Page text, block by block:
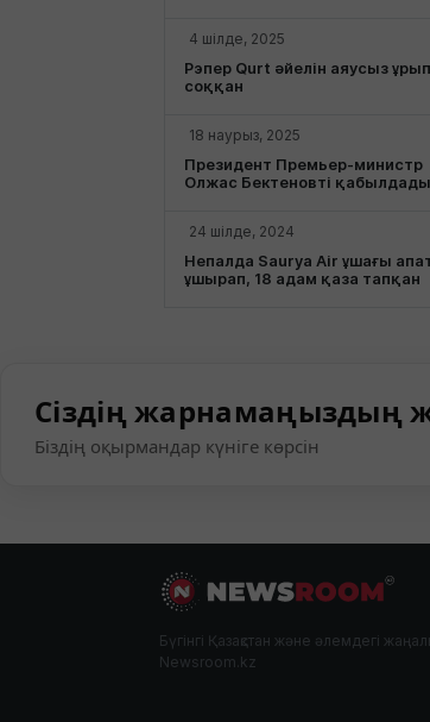
4 шілде, 2025
Рэпер Qurt әйелін аяусыз
соққан
18 наурыз, 2025
Президент Премьер-министр
Олжас Бектеновті қабылдады
24 шілде, 2024
Непалда Saurya Air ұшағы
ұшырап, 18 адам қаза тапқан
Сіздің жарнамаңыздың
Біздің оқырмандар күніге көрсін
Бүгінгі Қазақстан және әлемдегі
Newsroom.kz